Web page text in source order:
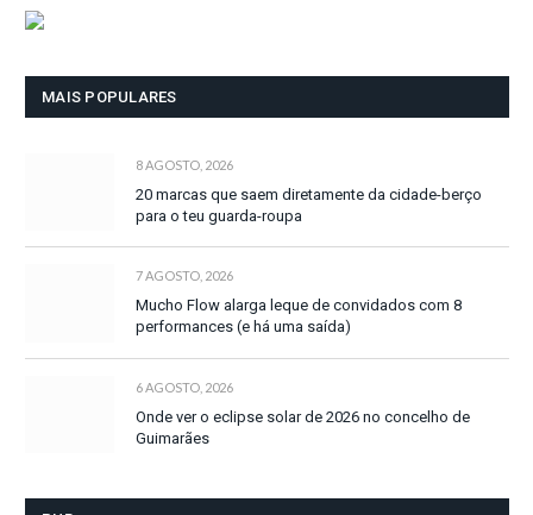
MAIS POPULARES
8 AGOSTO, 2026
20 marcas que saem diretamente da cidade-berço
para o teu guarda-roupa
7 AGOSTO, 2026
Mucho Flow alarga leque de convidados com 8
performances (e há uma saída)
6 AGOSTO, 2026
Onde ver o eclipse solar de 2026 no concelho de
Guimarães